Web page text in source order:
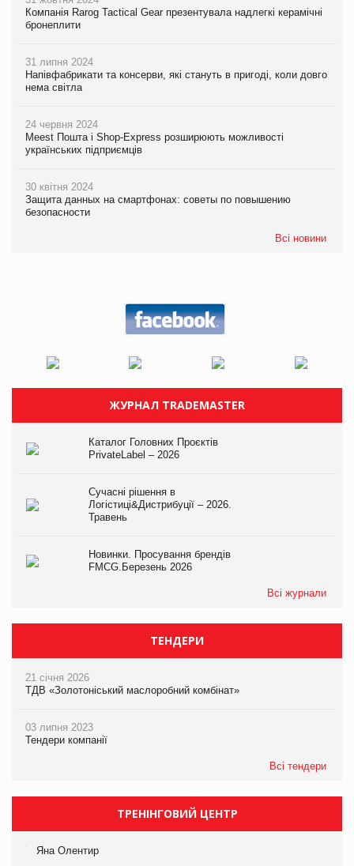
Компанія Rarog Tactical Gear презентувала надлегкі керамічні
бронеплити
31 липня 2024
Напівфабрикати та консерви, які стануть в пригоді, коли довго
нема світла
24 червня 2024
Meest Пошта і Shop-Express розширюють можливості
українських підприємців
30 квітня 2024
Защита данных на смартфонах: советы по повышению
безопасности
Всі новини
ЖУРНАЛ TRADEMASTER
Каталог Головних Проєктів
PrivateLabel – 2026
Сучасні рішення в
Логістиці&Дистрибуції – 2026.
Травень
Новинки. Просування брендів
FMCG.Березень 2026
Всі журнали
ТЕНДЕРИ
21 січня 2026
ТДВ «Золотоніський маслоробний комбінат»
03 липня 2023
Тендери компанії
Всі тендери
ТРЕНІНГОВИЙ ЦЕНТР
Яна Олентир